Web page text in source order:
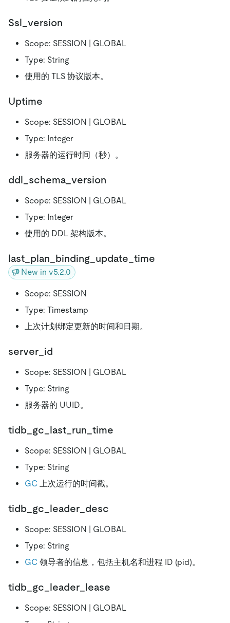
Ssl_version
Scope: SESSION | GLOBAL
Type: String
使用的 TLS 协议版本。
Uptime
Scope: SESSION | GLOBAL
Type: Integer
服务器的运行时间（秒）。
ddl_schema_version
Scope: SESSION | GLOBAL
Type: Integer
使用的 DDL 架构版本。
last_plan_binding_update_time
New in v5.2.0
Scope: SESSION
Type: Timestamp
上次计划绑定更新的时间和日期。
server_id
Scope: SESSION | GLOBAL
Type: String
服务器的 UUID。
tidb_gc_last_run_time
Scope: SESSION | GLOBAL
Type: String
GC 上次运行的时间戳。
tidb_gc_leader_desc
Scope: SESSION | GLOBAL
Type: String
GC 领导者的信息，包括主机名和进程 ID (pid)。
tidb_gc_leader_lease
Scope: SESSION | GLOBAL